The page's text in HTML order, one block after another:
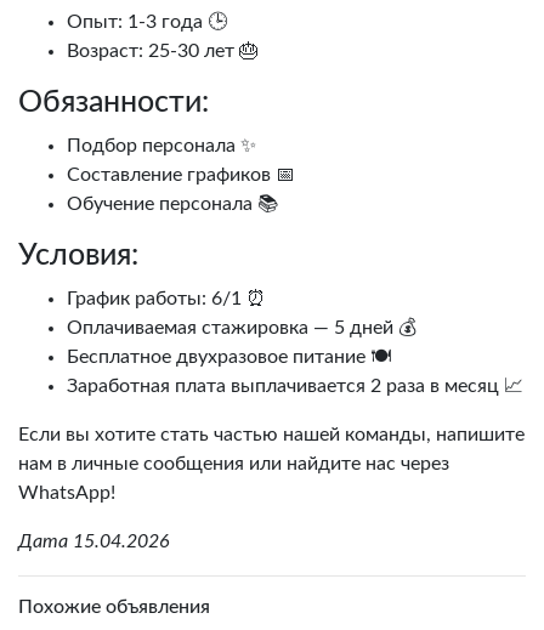
Опыт: 1-3 года 🕒
Возраст: 25-30 лет 🎂
Обязанности:
Подбор персонала ✨
Составление графиков 📅
Обучение персонала 📚
Условия:
График работы: 6/1 ⏰
Оплачиваемая стажировка — 5 дней 💰
Бесплатное двухразовое питание 🍽️
Заработная плата выплачивается 2 раза в месяц 📈
Если вы хотите стать частью нашей команды, напишите
нам в личные сообщения или найдите нас через
WhatsApp!
Дата 15.04.2026
Похожие объявления